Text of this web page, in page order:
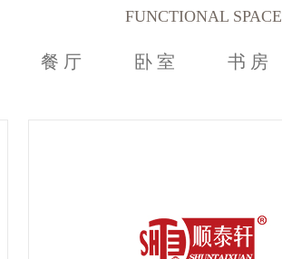
FUNCTIONAL SPACE
餐厅 卧室 书房